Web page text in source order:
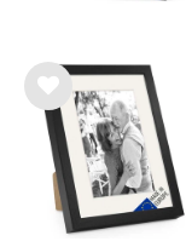
List
e de
sou
hait